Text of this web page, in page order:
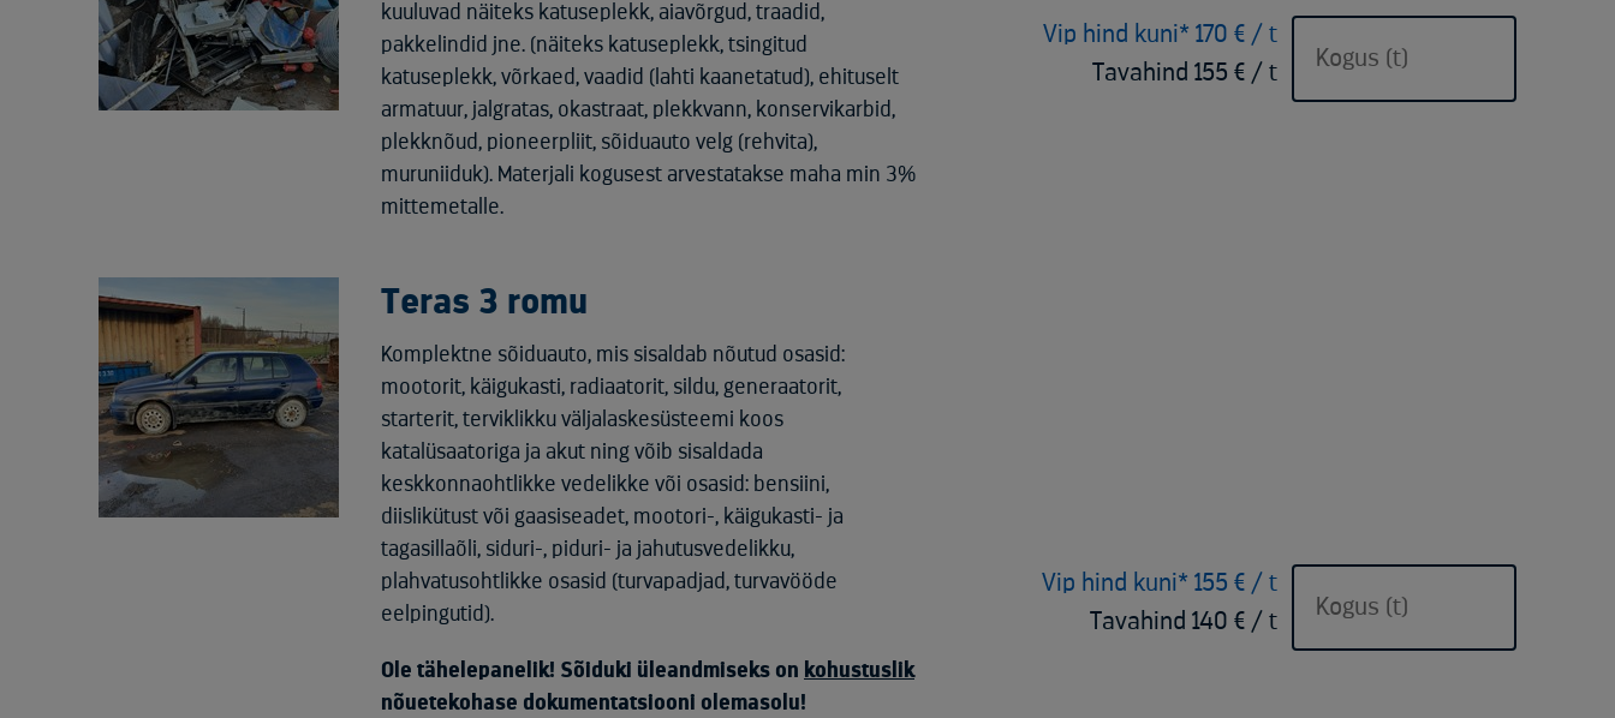
kuuluvad näiteks katuseplekk, aiavõrgud, traadid,
pakkelindid jne. (näiteks katuseplekk, tsingitud
katuseplekk, võrkaed, vaadid (lahti kaanetatud), ehituselt
armatuur, jalgratas, okastraat, plekkvann, konservikarbid,
plekknõud, pioneerpliit, sõiduauto velg (rehvita),
muruniiduk). Materjali kogusest arvestatakse maha min 3%
mittemetalle.
Vip hind kuni* 170 € / t
Tavahind 155 € / t
Teras 3 romu
Komplektne sõiduauto, mis sisaldab nõutud osasid:
mootorit, käigukasti, radiaatorit, sildu, generaatorit,
starterit, terviklikku väljalaskesüsteemi koos
katalüsaatoriga ja akut ning võib sisaldada
keskkonnaohtlikke vedelikke või osasid: bensiini,
diislikütust või gaasiseadet, mootori-, käigukasti- ja
tagasillaõli, siduri-, piduri- ja jahutusvedelikku,
plahvatusohtlikke osasid (turvapadjad, turvavööde
eelpingutid).
Ole tähelepanelik! Sõiduki üleandmiseks on kohustuslik
nõuetekohase dokumentatsiooni olemasolu!
Vip hind kuni* 155 € / t
Tavahind 140 € / t